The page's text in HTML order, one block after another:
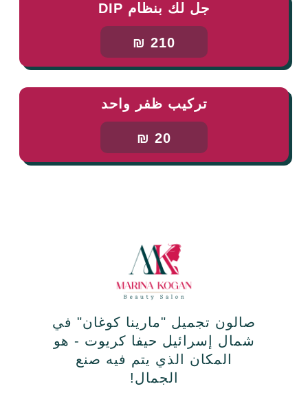
جل لك بنظام DIP
210 ₪
تركيب ظفر واحد
20 ₪
صالون تجميل "مارينا كوغان" في
شمال إسرائيل حيفا كريوت - هو
المكان الذي يتم فيه صنع
الجمال!